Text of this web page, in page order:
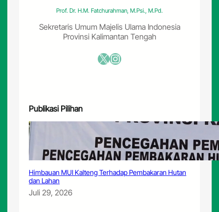
2
0
2
4
–
2
s
i
D
i
l
Prof. Dr. H.M. Fatchurahman, M.Psi., M.Pd.
Sekretaris Umum Majelis Ulama Indonesia
Provinsi Kalimantan Tengah
X Instagram
Publikasi Pilihan
Himbauan MUI Kalteng Terhadap Pembakaran Hutan
dan Lahan
Juli 29, 2026